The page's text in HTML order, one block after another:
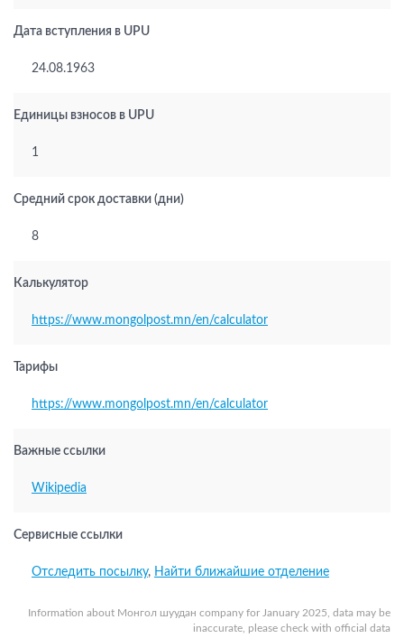
Information about Монгол шуудан company for January 2025, data may be
inaccurate, please check with official data
Дата вступления в UPU
24.08.1963
Единицы взносов в UPU
1
Средний срок доставки (дни)
8
Калькулятор
https://www.mongolpost.mn/en/calculator
Тарифы
https://www.mongolpost.mn/en/calculator
Важные ссылки
Wikipedia
Сервисные ссылки
Отследить посылку, Найти ближайшие отделение